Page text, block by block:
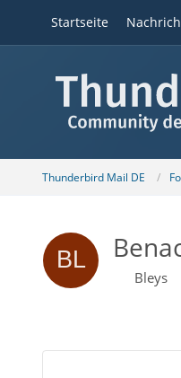
Startseite
Thunderbird Mail DE
Bleys